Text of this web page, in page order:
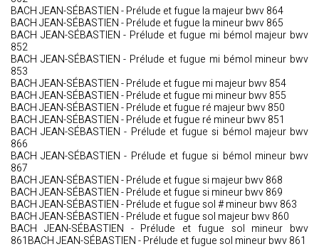
BACH JEAN-SÉBASTIEN - Prélude et fugue la majeur bwv 864
BACH JEAN-SÉBASTIEN - Prélude et fugue la mineur bwv 865
BACH JEAN-SÉBASTIEN - Prélude et fugue mi bémol majeur bwv
852
BACH JEAN-SÉBASTIEN - Prélude et fugue mi bémol mineur bwv
853
BACH JEAN-SÉBASTIEN - Prélude et fugue mi majeur bwv 854
BACH JEAN-SÉBASTIEN - Prélude et fugue mi mineur bwv 855
BACH JEAN-SÉBASTIEN - Prélude et fugue ré majeur bwv 850
BACH JEAN-SÉBASTIEN - Prélude et fugue ré mineur bwv 851
BACH JEAN-SÉBASTIEN - Prélude et fugue si bémol majeur bwv
866
BACH JEAN-SÉBASTIEN - Prélude et fugue si bémol mineur bwv
867
BACH JEAN-SÉBASTIEN - Prélude et fugue si majeur bwv 868
BACH JEAN-SÉBASTIEN - Prélude et fugue si mineur bwv 869
BACH JEAN-SÉBASTIEN - Prélude et fugue sol # mineur bwv 863
BACH JEAN-SÉBASTIEN - Prélude et fugue sol majeur bwv 860
BACH JEAN-SÉBASTIEN - Prélude et fugue sol mineur bwv
861BACH JEAN-SÉBASTIEN - Prélude et fugue sol mineur bwv 861